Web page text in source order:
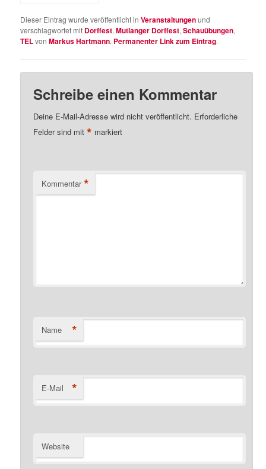
Dieser Eintrag wurde veröffentlicht inVeranstaltungenund
verschlagwortet mit Dorffest,Mutlanger Dorffest,Schauübungen,
TELvonMarkus Hartmann. Permanenter Link zum Eintrag.
Schreibe einen Kommentar
Deine E-Mail-Adresse wird nicht veröffentlicht. Erforderliche
Felder sind mit* markiert
Kommentar *
Name *
E-Mail *
Website